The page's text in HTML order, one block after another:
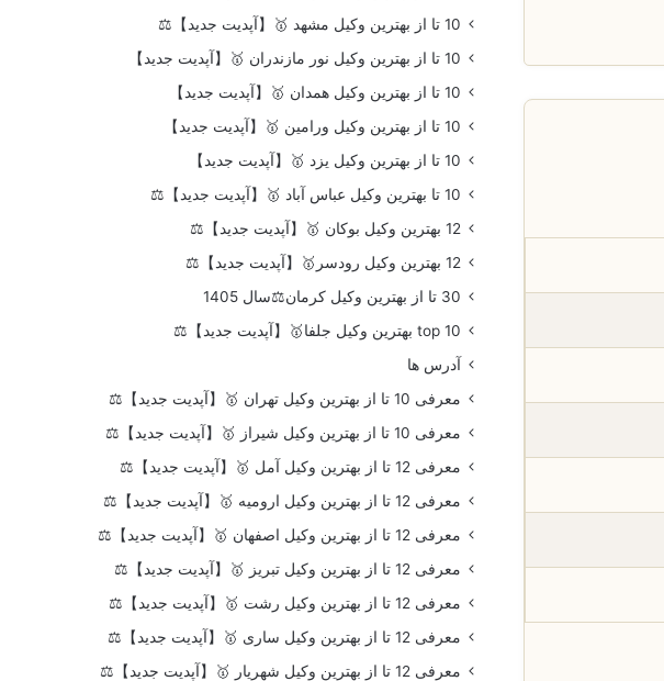
10 تا از بهترین وکیل مشهد 🥇【آپدیت جدید】⚖️
10 تا از بهترین وکیل نور مازندران 🥇【آپدیت جدید】
10 تا از بهترین وکیل همدان 🥇【آپدیت جدید】
10 تا از بهترین وکیل ورامین 🥇【آپدیت جدید】
10 تا از بهترین وکیل یزد 🥇【آپدیت جدید】
10 تا بهترین وکیل عباس آباد 🥇【آپدیت جدید】⚖️
12 بهترین وکیل بوکان 🥇【آپدیت جدید】⚖️
12 بهترین وکیل رودسر🥇【آپدیت جدید】⚖️
30 تا از بهترین وکیل کرمان⚖️سال 1405
top 10 بهترین وکیل جلفا🥇【آپدیت جدید】⚖️
آدرس ها
معرفی 10 تا از بهترین وکیل تهران 🥇【آپدیت جدید】⚖️
معرفی 10 تا از بهترین وکیل شیراز 🥇【آپدیت جدید】⚖️
معرفی 12 تا از بهترین وکیل آمل 🥇【آپدیت جدید】⚖️
معرفی 12 تا از بهترین وکیل ارومیه 🥇【آپدیت جدید】⚖️
معرفی 12 تا از بهترین وکیل اصفهان 🥇【آپدیت جدید】⚖️
معرفی 12 تا از بهترین وکیل تبریز 🥇【آپدیت جدید】⚖️
معرفی 12 تا از بهترین وکیل رشت 🥇【آپدیت جدید】⚖️
معرفی 12 تا از بهترین وکیل ساری 🥇【آپدیت جدید】⚖️
معرفی 12 تا از بهترین وکیل شهریار 🥇【آپدیت جدید】⚖️